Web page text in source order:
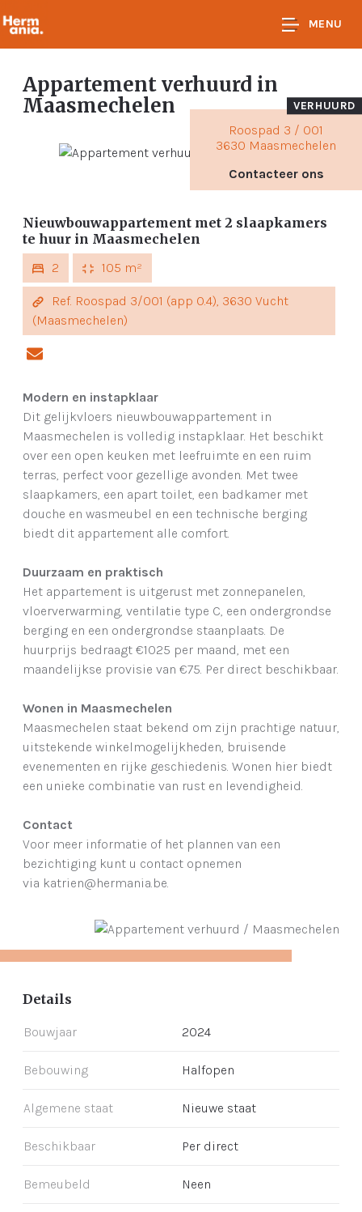
MENU
Appartement verhuurd in
Maasmechelen
Roospad 3 / 001
3630 Maasmechelen
Contacteer ons
VERHUURD
Nieuwbouwappartement met 2 slaapkamers
te huur in Maasmechelen
2 105 m²
Ref. Roospad 3/001 (app 0.4), 3630 Vucht
(Maasmechelen)
Modern en instapklaar
Dit gelijkvloers nieuwbouwappartement in
Maasmechelen is volledig instapklaar. Het beschikt
over een open keuken met leefruimte en een ruim
terras, perfect voor gezellige avonden. Met twee
slaapkamers, een apart toilet, een badkamer met
douche en wasmeubel en een technische berging
biedt dit appartement alle comfort.
Duurzaam en praktisch
Het appartement is uitgerust met zonnepanelen,
vloerverwarming, ventilatie type C, een ondergrondse
berging en een ondergrondse staanplaats. De
huurprijs bedraagt €1025 per maand, met een
maandelijkse provisie van €75. Per direct beschikbaar.
Wonen in Maasmechelen
Maasmechelen staat bekend om zijn prachtige natuur,
uitstekende winkelmogelijkheden, bruisende
evenementen en rijke geschiedenis. Wonen hier biedt
een unieke combinatie van rust en levendigheid.
Contact
Voor meer informatie of het plannen van een
bezichtiging kunt u contact opnemen
via katrien@hermania.be.
Details
Bouwjaar 2024
Bebouwing Halfopen
Algemene staat Nieuwe staat
Beschikbaar Per direct
Bemeubeld Neen